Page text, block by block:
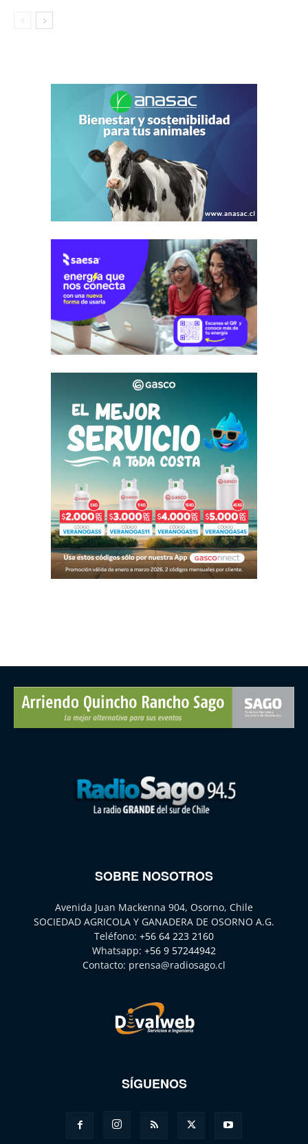
SOBRE NOSOTROS
Avenida Juan Mackenna 904, Osorno, Chile
SOCIEDAD AGRICOLA Y GANADERA DE OSORNO A.G.
Teléfono: +56 64 223 2160
Whatsapp: +56 9 57244942
Contacto: prensa@radiosago.cl
SÍGUENOS